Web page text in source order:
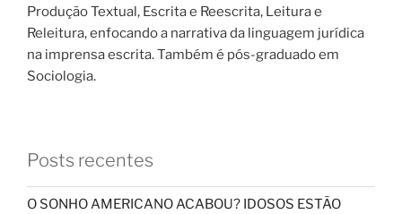
Produção Textual, Escrita e Reescrita, Leitura e
Releitura, enfocando a narrativa da linguagem jurídica
na imprensa escrita. Também é pós-graduado em
Sociologia.
Posts recentes
O SONHO AMERICANO ACABOU? IDOSOS ESTÃO